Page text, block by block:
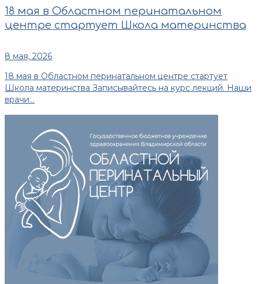
18 мая в Областном перинатальном
центре стартует Школа материнства
8 мая, 2026
18 мая в Областном перинатальном центре стартует
Школа материнства Записывайтесь на курс лекций. Наши
врачи...